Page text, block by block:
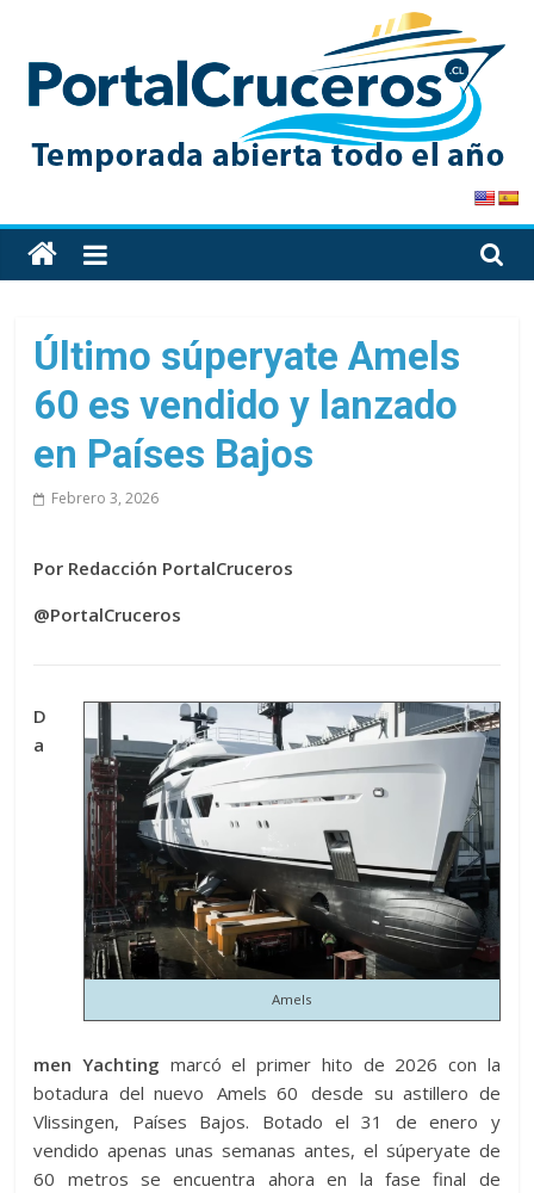
content
PortalCruceros
Toda
la
de
cruceros
en
solo
Último súperyate Amels
60 es vendido y lanzado
en Países Bajos
Febrero 3, 2026
Por Redacción PortalCruceros
@PortalCruceros
Amels
D
a
men Yachting marcó el primer hito de 2026 con la
botadura del nuevo Amels 60 desde su astillero de
Vlissingen, Países Bajos. Botado el 31 de enero y
vendido apenas unas semanas antes, el súperyate de
60 metros se encuentra ahora en la fase final de